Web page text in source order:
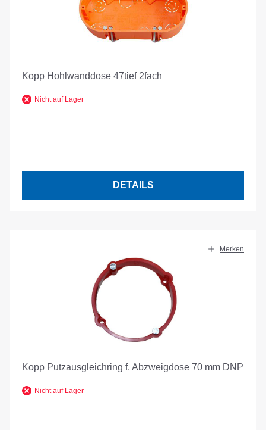
Kopp Hohlwanddose 47tief 2fach
Nicht auf Lager
DETAILS
Merken
Kopp Putzausgleichring f. Abzweigdose 70 mm DNP
Nicht auf Lager